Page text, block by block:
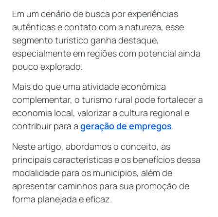
Em um cenário de busca por experiências
autênticas e contato com a natureza, esse
segmento turístico ganha destaque,
especialmente em regiões com potencial ainda
pouco explorado.
Mais do que uma atividade econômica
complementar, o turismo rural pode fortalecer a
economia local, valorizar a cultura regional e
contribuir para a geração de empregos.
Neste artigo, abordamos o conceito, as
principais características e os benefícios dessa
modalidade para os municípios, além de
apresentar caminhos para sua promoção de
forma planejada e eficaz.